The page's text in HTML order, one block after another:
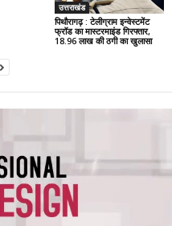
उत्तराखंड
पिथौरागढ़ : टेलीग्राम इन्वेस्टमेंट
फ्रॉड का मास्टरमाइंड गिरफ्तार,
18.96 लाख की ठगी का खुलासा